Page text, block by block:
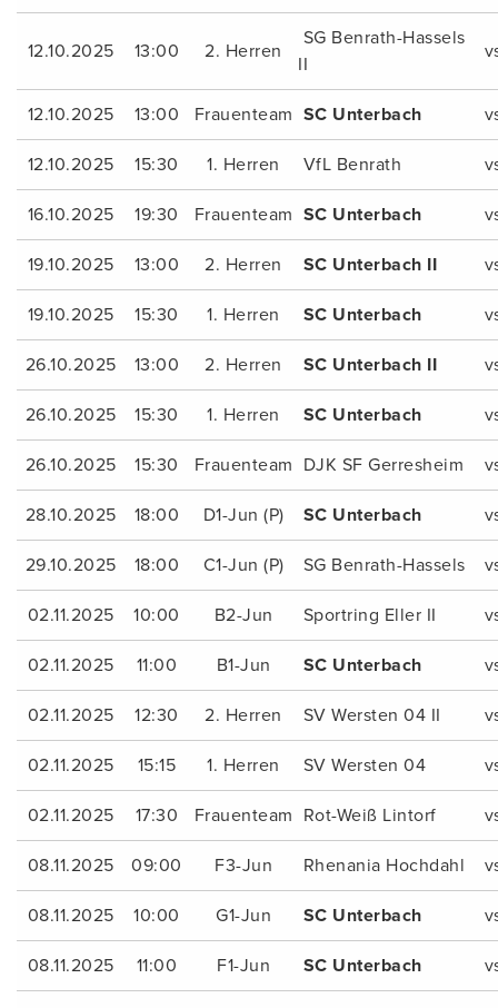
12.10.2025 13:00 2. Herren
SG Benrath-Hassels
II
12.10.2025 13:00 Frauenteam SC Unterbach
12.10.2025 15:30 1. Herren VfL Benrath
16.10.2025 19:30 Frauenteam SC Unterbach
19.10.2025 13:00 2. Herren SC Unterbach II
19.10.2025 15:30 1. Herren SC Unterbach
26.10.2025 13:00 2. Herren SC Unterbach II
26.10.2025 15:30 1. Herren SC Unterbach
26.10.2025 15:30 Frauenteam DJK SF Gerresheim
28.10.2025 18:00 D1-Jun (P) SC Unterbach
29.10.2025 18:00 C1-Jun (P) SG Benrath-Hassels
02.11.2025 10:00 B2-Jun Sportring Eller II
02.11.2025 11:00 B1-Jun SC Unterbach
02.11.2025 12:30 2. Herren SV Wersten 04 II
02.11.2025 15:15 1. Herren SV Wersten 04
02.11.2025 17:30 Frauenteam Rot-Weiß Lintorf
08.11.2025 09:00 F3-Jun Rhenania Hochdahl
08.11.2025 10:00 G1-Jun SC Unterbach
08.11.2025 11:00 F1-Jun SC Unterbach